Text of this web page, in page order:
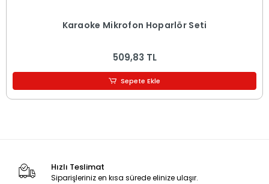
Karaoke Mikrofon Hoparlör Seti
509,83 TL
Sepete Ekle
Hızlı Teslimat
Siparişleriniz en kısa sürede elinize ulaşır.